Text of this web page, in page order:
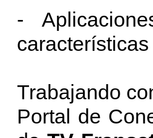
-
Trabajando
Portal de